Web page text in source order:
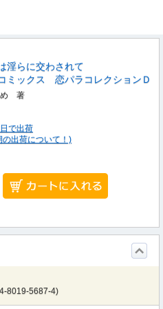
淫らに交わされて
ミックス 恋パラコレクションＤ
め 著
で出荷
の出荷について！)
4-8019-5687-4)